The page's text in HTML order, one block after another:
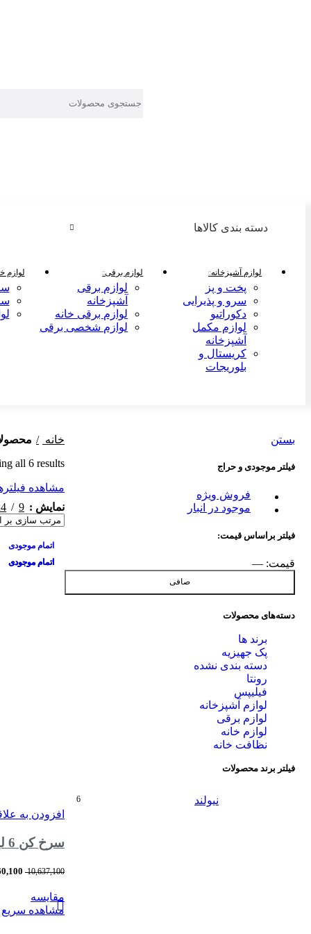
دسته بندی کالاها
لوازم آشپزخانه
پخت و پز
سرو و پذیرایی
دکوراتیو
لوازم مکمل
آشپزخانه
کریستال و
بلوریجات
لوازم برقی
لوازم برقی
آشپزخانه
لوازم برقی خانه
لوازم شخصی برقی
لوازم
بستن
فیلتر موجودی و حراج
فروش ویژه
موجود در انبار
فیلتر براساس قیمت:
صافی
قيمت: —
دسته‌های محصولات
برند ها
پک جهیزیه
دسته بندی نشده
رونتا
فیلیپس
لوازم آشپزخانه
لوازم برقی
لوازم خانه
نظافت خانه
فیلتر برند محصولات
نیولند 6
خانه
all 6 results
مشاهده
نمایش
9
-11%
اتمام موجودی
افزودن به
سرخ کن 6 لیتری بدون روغن نیولند مدل Fryer without oil NEWLAND NL-2974BL
10,637,100
مقایسه
مشاهده سریع
-9%
اتمام موجودی
-15%
اتمام موجودی
-2%
-2%
اتمام موجودی